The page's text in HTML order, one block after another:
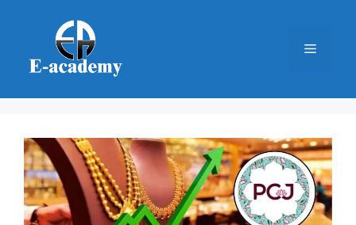
content
Menu